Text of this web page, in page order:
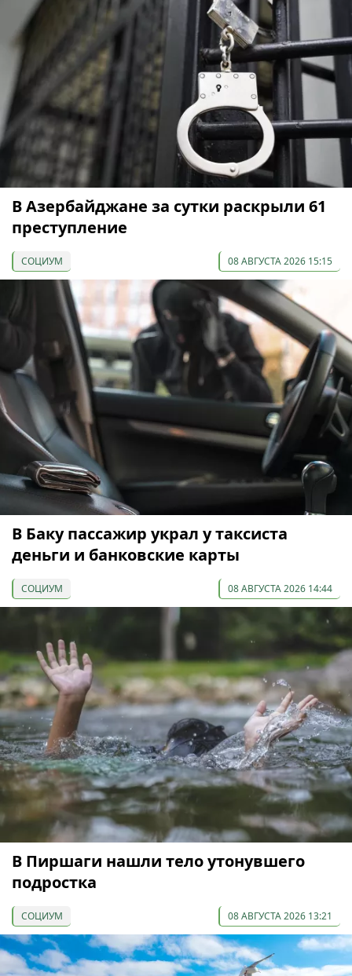
В Азербайджане за сутки раскрыли 61
преступление
СОЦИУМ 08 АВГУСТА 2026 15:15
В Баку пассажир украл у таксиста
деньги и банковские карты
СОЦИУМ 08 АВГУСТА 2026 14:44
В Пиршаги нашли тело утонувшего
подростка
СОЦИУМ 08 АВГУСТА 2026 13:21